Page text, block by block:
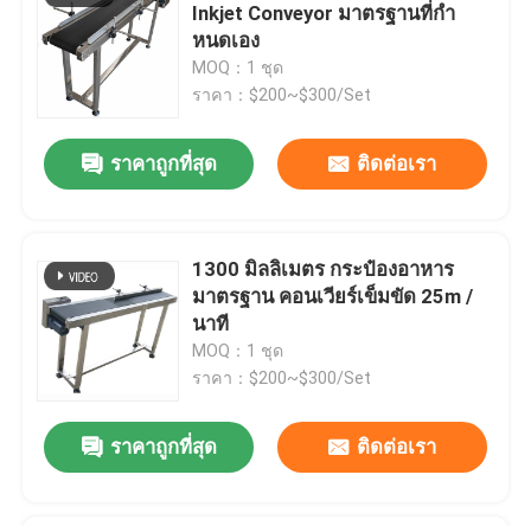
Inkjet Conveyor มาตรฐานที่กํา
หนดเอง
MOQ：1 ชุด
ราคา：$200~$300/Set
ราคาถูกที่สุด ติดต่อเรา
1300 มิลลิเมตร กระป๋องอาหาร
มาตรฐาน คอนเวียร์เข็มขัด 25m /
นาที
MOQ：1 ชุด
ราคา：$200~$300/Set
ราคาถูกที่สุด ติดต่อเรา